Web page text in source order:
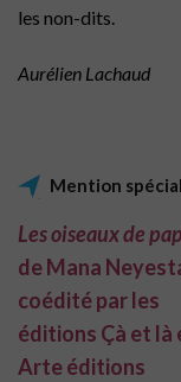
les non-dits.
Aurélien Lachaud
Mention
Les oiseaux de
de Mana
coédité par les
éditions Çà et là
Arte éditions